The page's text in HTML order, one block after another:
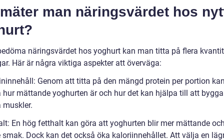
man näringsvärdet hos
näringsvärdet hos yoghurt kan man titta på flera
Här är några viktiga aspekter att överväga:
Genom att titta på den mängd protein per portion
hur mättande yoghurten är och hur det kan hjälpa till att
muskler.
En hög fetthalt kan göra att yoghurten blir mer mättande
Dock kan det också öka kaloriinnehållet. Att välja en